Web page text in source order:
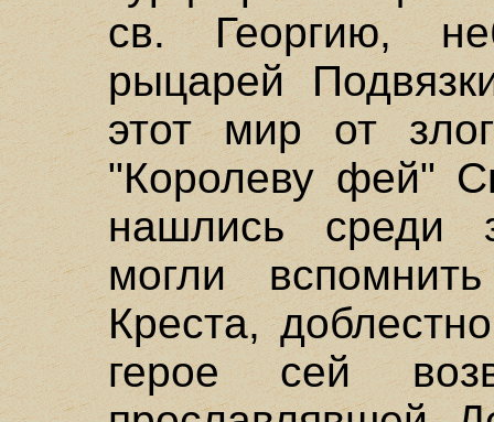
св. Георгию,
рыцарей
этот мир от
"Королеву фей"
нашлись среди
могли
Креста,
герое сей